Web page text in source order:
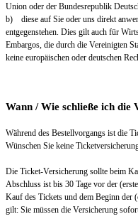
Union oder der Bundesrepublik
b) diese auf Sie oder uns direkt
entgegenstehen. Dies gilt auch für
Embargos, die durch die Vereinigten
keine europäischen oder deutschen
Wann / Wie schließe ich die
Während des Bestellvorgangs ist die
Wünschen Sie keine
Die Ticket-Versicherung sollte beim
Abschluss ist bis 30 Tage vor der
Kauf des Tickets und dem Beginn der
gilt: Sie müssen die Versicherung